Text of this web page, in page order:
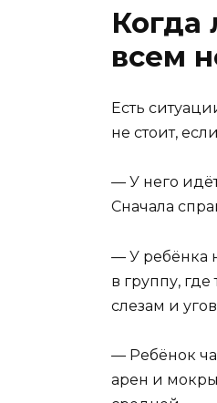
Когда
всем
Есть
не стоит,
— У него
Сначала
— У ребёнка
в группу,
слезам и
— Ребёнок
арен и